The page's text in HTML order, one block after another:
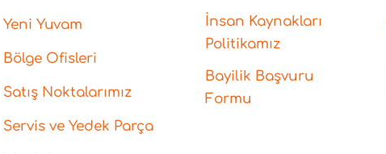
Yeni Yuvam
Bölge Ofisleri
Satış Noktalarımız
Servis ve Yedek Parça
İnsan Kaynakları
Politikamız
Bayilik Başvuru
Formu